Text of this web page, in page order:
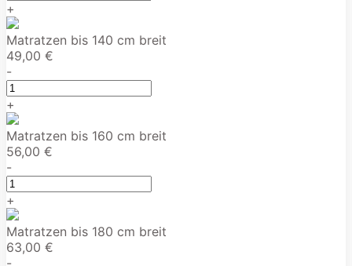
+
Matratzen bis 140 cm breit
49,00 €
-
+
Matratzen bis 160 cm breit
56,00 €
-
+
Matratzen bis 180 cm breit
63,00 €